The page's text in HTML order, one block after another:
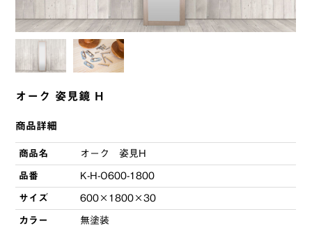
オーク 姿見鏡 H
商品詳細
商品名 オーク 姿見H
品番 K-H-O600-1800
サイズ 600×1800×30
カラー 無塗装